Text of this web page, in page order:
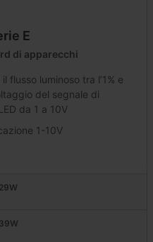
E
di apparecchi
flusso luminoso tra l’1% e
del segnale di
da 1 a 10V
1-10V